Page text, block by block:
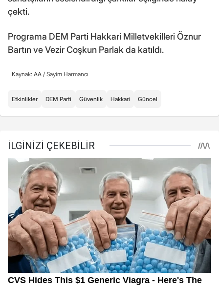
çekti.
Programa DEM Parti Hakkari Milletvekilleri Öznur
Bartın ve Vezir Coşkun Parlak da katıldı.
Kaynak: AA / Sayim Harmancı
Etkinlikler DEM Parti Güvenlik Hakkari Güncel